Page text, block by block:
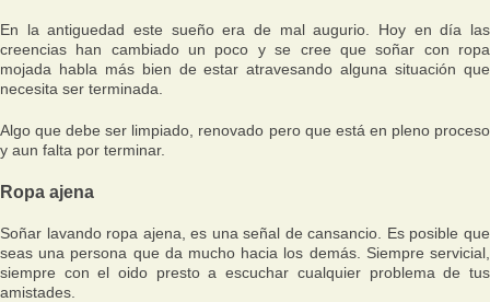
En la antiguedad este sueño era de mal augurio. Hoy en día las
creencias han cambiado un poco y se cree que soñar con ropa
mojada habla más bien de estar atravesando alguna situación que
necesita ser terminada.
Algo que debe ser limpiado, renovado pero que está en pleno proceso
y aun falta por terminar.
Ropa ajena
Soñar lavando ropa ajena, es una señal de cansancio. Es posible que
seas una persona que da mucho hacia los demás. Siempre servicial,
siempre con el oido presto a escuchar cualquier problema de tus
amistades.